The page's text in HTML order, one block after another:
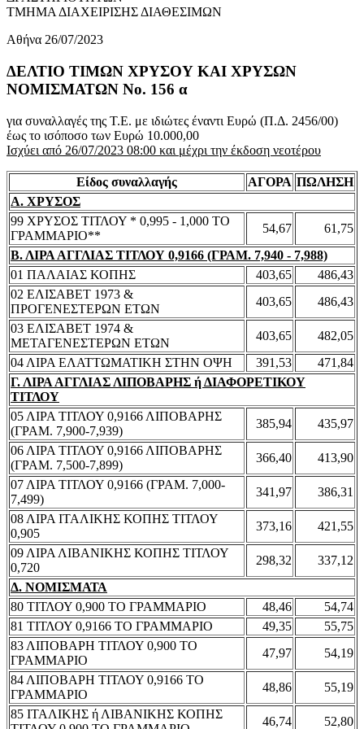
ΤΜΗΜΑ ΔΙΑΧΕΙΡΙΣΗΣ ΔΙΑΘΕΣΙΜΩΝ
Αθήνα 26/07/2023
ΔΕΛΤΙΟ ΤΙΜΩΝ ΧΡΥΣΟΥ ΚΑΙ ΧΡΥΣΩΝ
ΝΟΜΙΣΜΑΤΩΝ No. 156 α
για συναλλαγές της Τ.Ε. με ιδιώτες έναντι Ευρώ (Π.Δ. 2456/00)
έως το ισόποσο των Ευρώ 10.000,00
Ισχύει από 26/07/2023 08:00 και μέχρι την έκδοση νεοτέρου
Είδος συναλλαγής ΑΓΟΡΑ ΠΩΛΗΣΗ
Α. ΧΡΥΣΟΣ
99 ΧΡΥΣΟΣ ΤΙΤΛΟΥ * 0,995 - 1,000 ΤΟ
ΓΡΑΜΜΑΡΙΟ**
54,67
61,75
Β. ΛΙΡΑ ΑΓΓΛΙΑΣ ΤΙΤΛΟΥ 0,9166 (ΓΡΑΜ. 7,940 - 7,988)
01 ΠΑΛΑΙΑΣ ΚΟΠΗΣ
403,65
486,43
02 ΕΛΙΣΑΒΕΤ 1973 &
ΠΡΟΓΕΝΕΣΤΕΡΩΝ ΕΤΩΝ
403,65
486,43
03 ΕΛΙΣΑΒΕΤ 1974 &
ΜΕΤΑΓΕΝΕΣΤΕΡΩΝ ΕΤΩΝ
403,65
482,05
04 ΛΙΡΑ ΕΛΑΤΤΩΜΑΤΙΚΗ ΣΤΗΝ ΟΨΗ
391,53
471,84
Γ. ΛΙΡΑ ΑΓΓΛΙΑΣ ΛΙΠΟΒΑΡΗΣ ή ΔΙΑΦΟΡΕΤΙΚΟΥ
ΤΙΤΛΟΥ
05 ΛΙΡΑ ΤΙΤΛΟΥ 0,9166 ΛΙΠΟΒΑΡΗΣ
(ΓΡΑΜ. 7,900-7,939)
385,94
435,97
06 ΛΙΡΑ ΤΙΤΛΟΥ 0,9166 ΛΙΠΟΒΑΡΗΣ
(ΓΡΑΜ. 7,500-7,899)
366,40
413,90
07 ΛΙΡΑ ΤΙΤΛΟΥ 0,9166 (ΓΡΑΜ. 7,000-
7,499)
341,97
386,31
08 ΛΙΡΑ ΙΤΑΛΙΚΗΣ ΚΟΠΗΣ ΤΙΤΛΟΥ
0,905
373,16
421,55
09 ΛΙΡΑ ΛΙΒΑΝΙΚΗΣ ΚΟΠΗΣ ΤΙΤΛΟΥ
0,720
298,32
337,12
Δ. ΝΟΜΙΣΜΑΤΑ
80 ΤΙΤΛΟΥ 0,900 ΤΟ ΓΡΑΜΜΑΡΙΟ
48,46
54,74
81 ΤΙΤΛΟΥ 0,9166 ΤΟ ΓΡΑΜΜΑΡΙΟ
49,35
55,75
83 ΛΙΠΟΒΑΡΗ ΤΙΤΛΟΥ 0,900 ΤΟ
ΓΡΑΜΜΑΡΙΟ
47,97
54,19
84 ΛΙΠΟΒΑΡΗ ΤΙΤΛΟΥ 0,9166 ΤΟ
ΓΡΑΜΜΑΡΙΟ
48,86
55,19
85 ΙΤΑΛΙΚΗΣ ή ΛΙΒΑΝΙΚΗΣ ΚΟΠΗΣ
46,74
52,80